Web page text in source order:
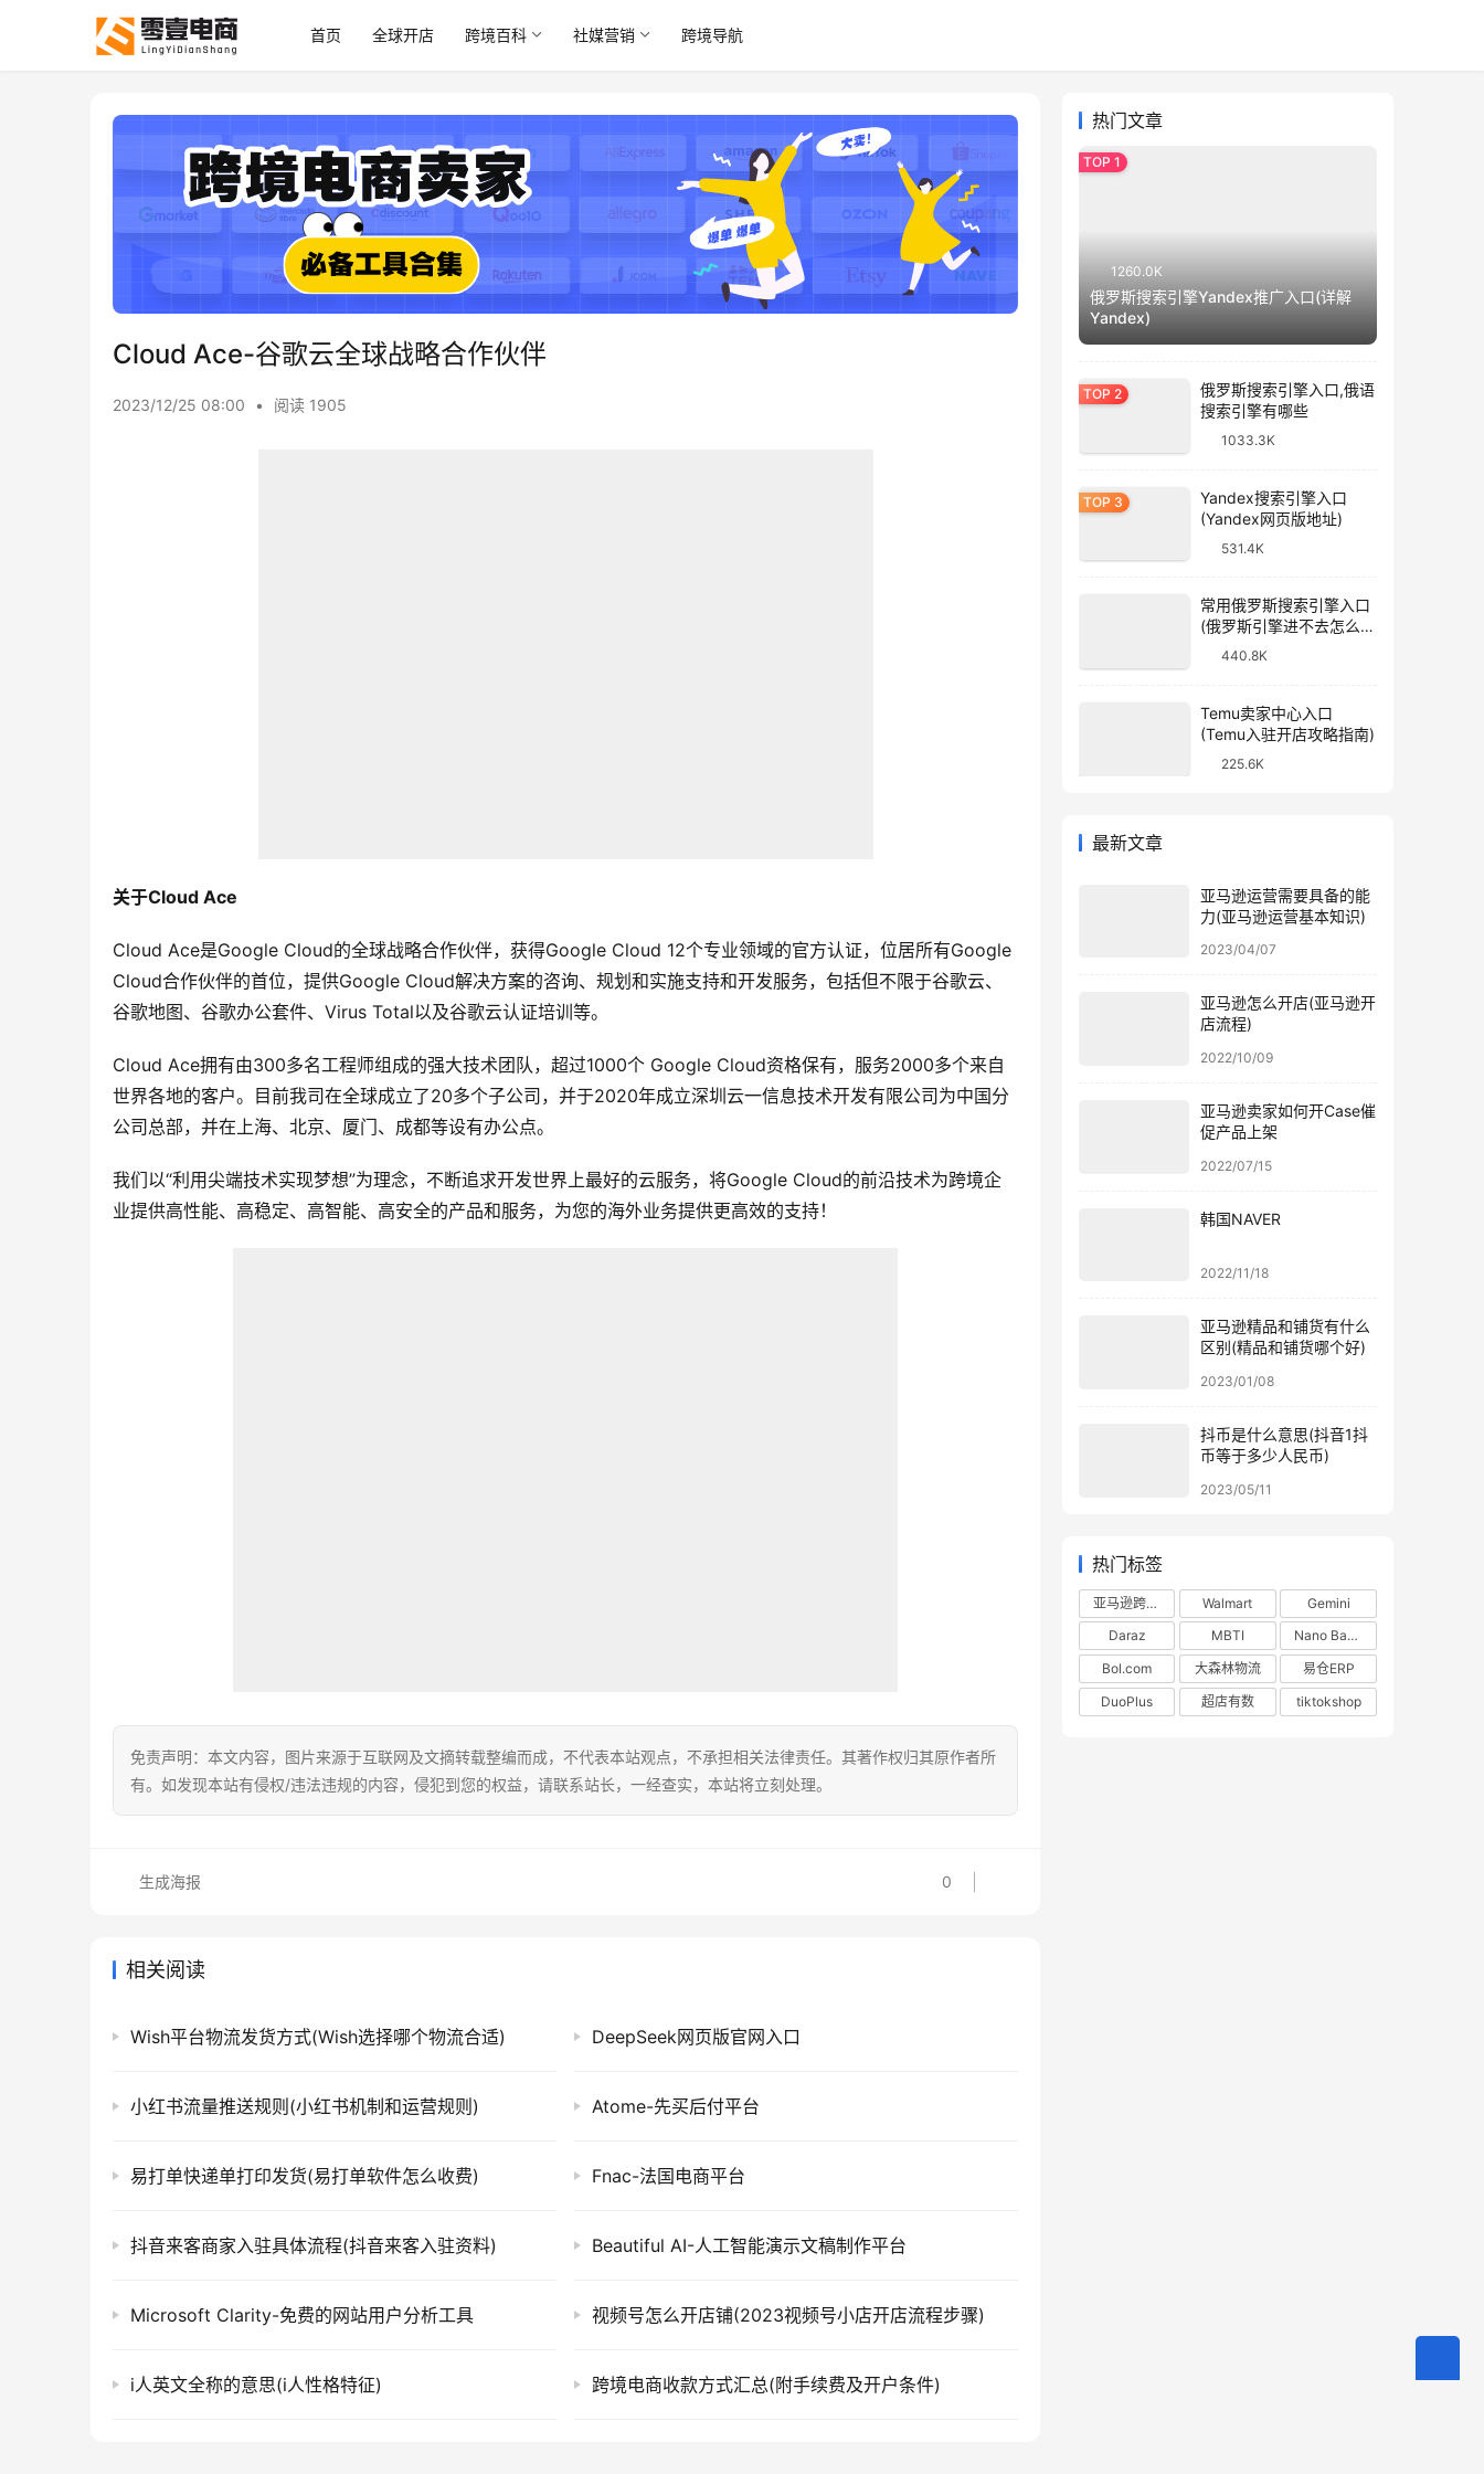
首页 全球开店 跨境百科 社媒营销 跨境导航
Cloud Ace-谷歌云全球战略合作伙伴
2023/12/25 08:00 • 阅读 1905
关于Cloud Ace
Cloud Ace是Google Cloud的全球战略合作伙伴，获得Google Cloud 12个专业领域的官方认证，位居所有Google
Cloud合作伙伴的首位，提供Google Cloud解决方案的咨询、规划和实施支持和开发服务，包括但不限于谷歌云、
谷歌地图、谷歌办公套件、Virus Total以及谷歌云认证培训等。
Cloud Ace拥有由300多名工程师组成的强大技术团队，超过1000个 Google Cloud资格保有，服务2000多个来自
世界各地的客户。目前我司在全球成立了20多个子公司，并于2020年成立深圳云一信息技术开发有限公司为中国分
公司总部，并在上海、北京、厦门、成都等设有办公点。
我们以“利用尖端技术实现梦想”为理念，不断追求开发世界上最好的云服务，将Google Cloud的前沿技术为跨境企
业提供高性能、高稳定、高智能、高安全的产品和服务，为您的海外业务提供更高效的支持！
免责声明：本文内容，图片来源于互联网及文摘转载整编而成，不代表本站观点，不承担相关法律责任。其著作权归其原作者所
有。如发现本站有侵权/违法违规的内容，侵犯到您的权益，请联系站长，一经查实，本站将立刻处理。
0
生成海报
相关阅读
Wish平台物流发货方式(Wish选择哪个物流合适) DeepSeek网页版官网入口
小红书流量推送规则(小红书机制和运营规则) Atome-先买后付平台
易打单快递单打印发货(易打单软件怎么收费) Fnac-法国电商平台
抖音来客商家入驻具体流程(抖音来客入驻资料) Beautiful AI-人工智能演示文稿制作平台
Microsoft Clarity-免费的网站用户分析工具 视频号怎么开店铺(2023视频号小店开店流程步骤)
i人英文全称的意思(i人性格特征) 跨境电商收款方式汇总(附手续费及开户条件)
热门文章
1260.0K
俄罗斯搜索引擎Yandex推广入口(详解
Yandex)
俄罗斯搜索引擎入口,俄语
搜索引擎有哪些
1033.3K
Yandex搜索引擎入口
(Yandex网页版地址)
531.4K
常用俄罗斯搜索引擎入口
(俄罗斯引擎进不去怎么
440.8K
Temu卖家中心入口
(Temu入驻开店攻略指南)
225.6K
最新文章
亚马逊运营需要具备的能
力(亚马逊运营基本知识)
2023/04/07
亚马逊怎么开店(亚马逊开
店流程)
2022/10/09
亚马逊卖家如何开Case催
促产品上架
2022/07/15
韩国NAVER
2022/11/18
亚马逊精品和铺货有什么
区别(精品和铺货哪个好)
2023/01/08
抖币是什么意思(抖音1抖
币等于多少人民币)
2023/05/11
热门标签
亚马逊跨境电商 Walmart
Gemini
Daraz
MBTI
Nano Banana
Bol.com
大森林物流
易仓ERP
DuoPlus
超店有数 tiktokshop